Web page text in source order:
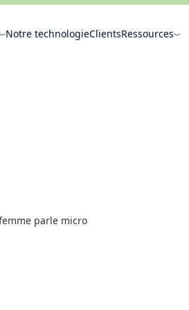
Notre technologieClientsRessources